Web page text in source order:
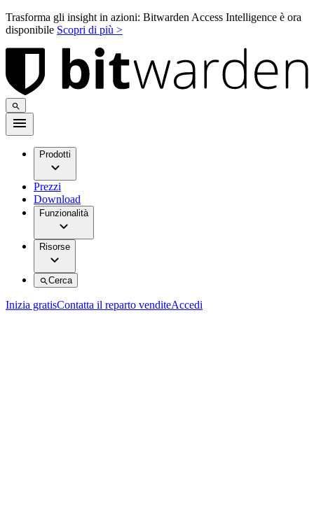
Trasforma gli insight in azioni: Bitwarden Access Intelligence è ora
disponibile Scopri di più >
Prodotti
Prezzi
Download
Funzionalità
Risorse
Cerca
Inizia gratisContatta il reparto venditeAccedi